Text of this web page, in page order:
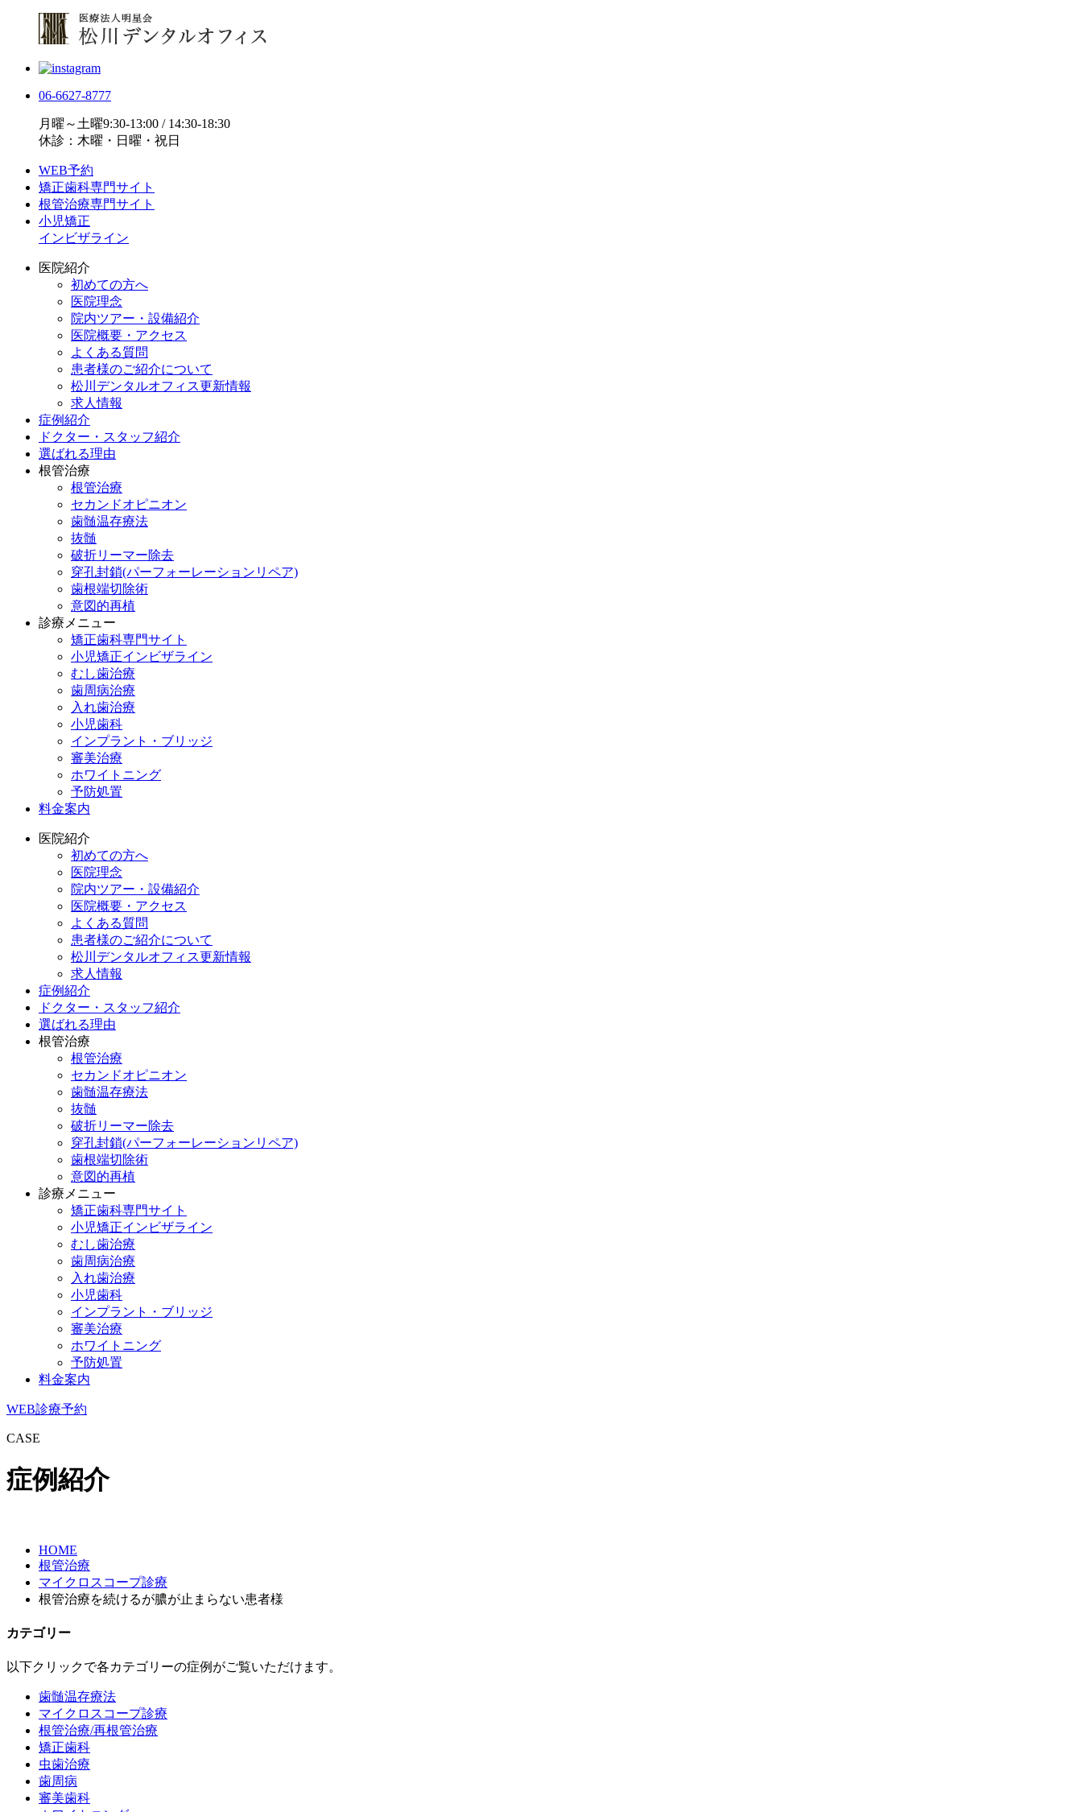
06-6627-8777
月曜～土曜9:30-13:00 / 14:30-18:30
休診：木曜・日曜・祝日
WEB予約
矯正歯科専門サイト
根管治療専門サイト
小児矯正
インビザライン
医院紹介
初めての方へ
医院理念
院内ツアー・設備紹介
医院概要・アクセス
よくある質問
患者様のご紹介について
松川デンタルオフィス更新情報
求人情報
症例紹介
ドクター・スタッフ紹介
選ばれる理由
根管治療
根管治療
セカンドオピニオン
歯髄温存療法
抜髄
破折リーマー除去
穿孔封鎖(パーフォーレーションリペア)
歯根端切除術
意図的再植
診療メニュー
矯正歯科専門サイト
小児矯正インビザライン
むし歯治療
歯周病治療
入れ歯治療
小児歯科
インプラント・ブリッジ
審美治療
ホワイトニング
予防処置
料金案内
医院紹介
初めての方へ
医院理念
院内ツアー・設備紹介
医院概要・アクセス
よくある質問
患者様のご紹介について
松川デンタルオフィス更新情報
求人情報
症例紹介
ドクター・スタッフ紹介
選ばれる理由
根管治療
根管治療
セカンドオピニオン
歯髄温存療法
抜髄
破折リーマー除去
穿孔封鎖(パーフォーレーションリペア)
歯根端切除術
意図的再植
診療メニュー
矯正歯科専門サイト
小児矯正インビザライン
むし歯治療
歯周病治療
入れ歯治療
小児歯科
インプラント・ブリッジ
審美治療
ホワイトニング
予防処置
料金案内
WEB診療予約
CASE
症例紹介
HOME
根管治療
マイクロスコープ診療
根管治療を続けるが膿が止まらない患者様
カテゴリー
以下クリックで各カテゴリーの症例がご覧いただけます。
歯髄温存療法
マイクロスコープ診療
根管治療/再根管治療
矯正歯科
虫歯治療
歯周病
審美歯科